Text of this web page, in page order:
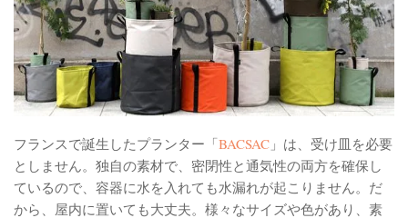
フランスで誕生したプランター「BACSAC 」は、受け皿を必要
としません。独自の素材で、密閉性と通気性の両方を確保し
ているので、容器に水を入れても水漏れが起こりません。だ
から、屋内に置いても大丈夫。様々なサイズや色があり、素